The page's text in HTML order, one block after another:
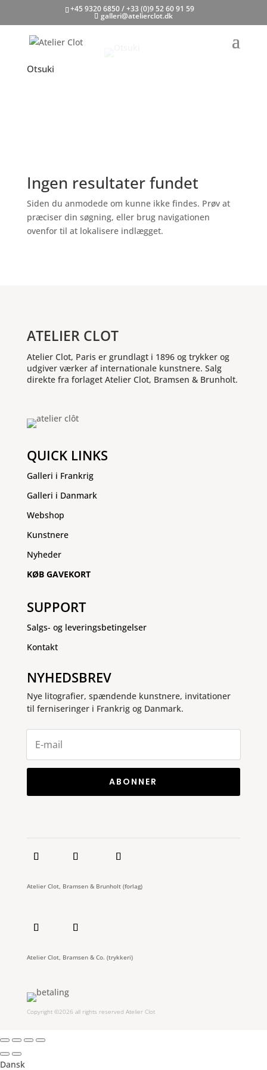
+45 9320 6850 / +33 (0)9 52 60 91 59
galleri@atelierclot.dk
Otsuki
Ingen resultater fundet
Siden du anmodede om kunne ikke findes. Prøv at
præciser din søgning, eller brug navigationen
ovenfor til at lokalisere indlægget.
ATELIER CLOT
Atelier Clot, Paris er grundlagt i 1896 og trykker og
udgiver værker af internationale kunstnere. Salg
direkte fra forlaget Atelier Clot, Bramsen & Brunholt.
QUICK LINKS
Galleri i Frankrig
Galleri i Danmark
Webshop
Kunstnere
Nyheder
KØB GAVEKORT
SUPPORT
Salgs- og leveringsbetingelser
Kontakt
NYHEDSBREV
Nye litografier, spændende kunstnere, invitationer
til ferniseringer i Frankrig og Danmark.
ABONNER
Atelier Clot, Bramsen & Brunholt (forlag)
Atelier Clot, Bramsen & Co. (trykkeri)
Copyright ©2026 all rights reserved Atelier Clot
Dansk